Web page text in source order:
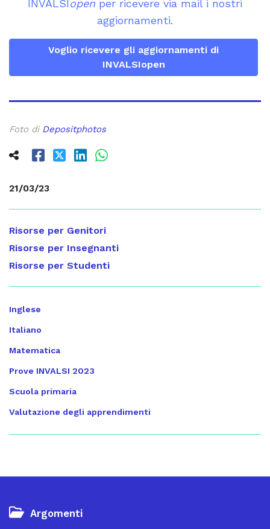
21/03/23
Risorse per Genitori
Risorse per Insegnanti
Risorse per Studenti
Inglese
Italiano
Matematica
Prove INVALSI 2023
Scuola primaria
Valutazione degli apprendimenti
INVALSIopen per ricevere via mail i nostri
aggiornamenti.
Voglio ricevere gli aggiornamenti di
INVALSIopen
Foto di Depositphotos
Argomenti